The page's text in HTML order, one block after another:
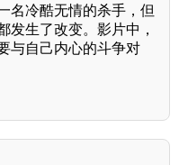
名冷酷无情的杀手，但
发生了改变。影片中，
与自己内心的斗争对